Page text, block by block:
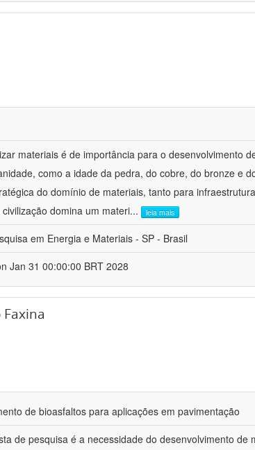
materiais é de importância para o desenvolvimento
como a idade da pedra, do cobre, do bronze e
do domínio de materiais, tanto para
domina um materi... leia mais
em Energia e Materiais - SP - Brasil
Jan 31 00:00:00 BRT 2028
de bioasfaltos para aplicações em pavimentação
de pesquisa é a necessidade do desenvolvimento de